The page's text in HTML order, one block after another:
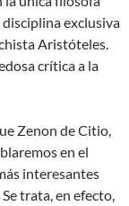
exclusiva
Aristóteles.
crítica a la
Zenon de Citio,
en el
interesantes
trata, en efecto,